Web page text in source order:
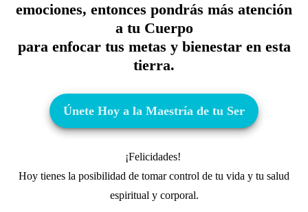
emociones, entonces pondrás más atención
a tu Cuerpo
para enfocar tus metas y bienestar en esta
tierra.
Únete Hoy a la Maestría de tu Ser
¡Felicidades!
Hoy tienes la posibilidad de tomar control de tu vida y tu salud
espiritual y corporal.